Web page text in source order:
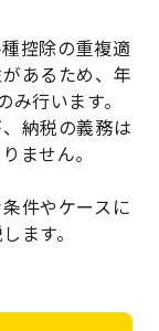
控除の重複適
あるため、年
行います。
納税の義務は
ません。
件やケースに
ます。